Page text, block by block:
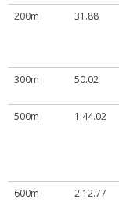
200m
31.88
300m
50.02
500m
1:44.02
600m
2:12.77